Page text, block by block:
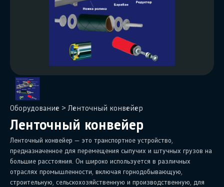
Оборудование > Ленточный конвейер
Ленточный конвейер
Ленточный конвейер — это транспортное устройство,
предназначенное для перемещения сыпучих и штучных грузов на
большие расстояния. Он широко используется в различных
отраслях промышленности, включая горнодобывающую,
строительную, сельскохозяйственную и производственную, для